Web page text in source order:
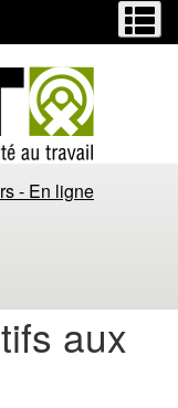
- En ligne
aux